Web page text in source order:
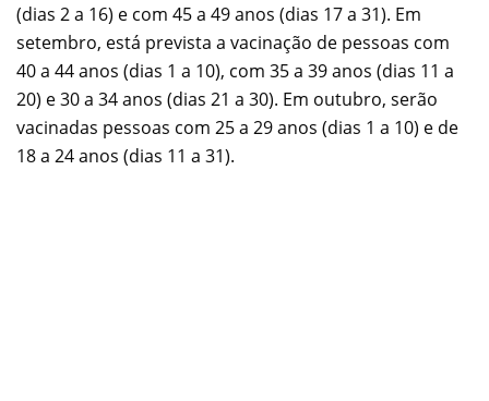
(dias 2 a 16) e com 45 a 49 anos (dias 17 a 31). Em
setembro, está prevista a vacinação de pessoas com
40 a 44 anos (dias 1 a 10), com 35 a 39 anos (dias 11 a
20) e 30 a 34 anos (dias 21 a 30). Em outubro, serão
vacinadas pessoas com 25 a 29 anos (dias 1 a 10) e de
18 a 24 anos (dias 11 a 31).